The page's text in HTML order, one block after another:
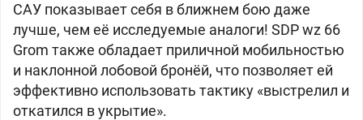
САУ показывает себя в ближнем бою даже
лучше, чем её исследуемые аналоги! SDP wz 66
Grom также обладает приличной мобильностью
и наклонной лобовой бронёй, что позволяет ей
эффективно использовать тактику «выстрелил и
откатился в укрытие».